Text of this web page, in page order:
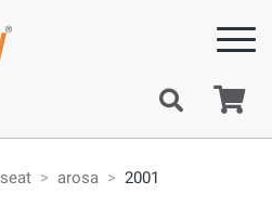
seat arosa 2001